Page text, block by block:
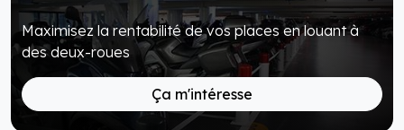
Maximisez la rentabilité de vos places en louant à
des deux-roues
Ça m'intéresse